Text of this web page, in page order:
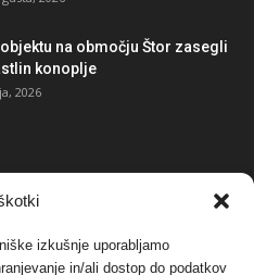
izkušnje uporabljamo
in/ali dostop do podatkov
na območju Štor zasegli
konoplje
2026
elektrarnam na Ojstrici, v
bolj...